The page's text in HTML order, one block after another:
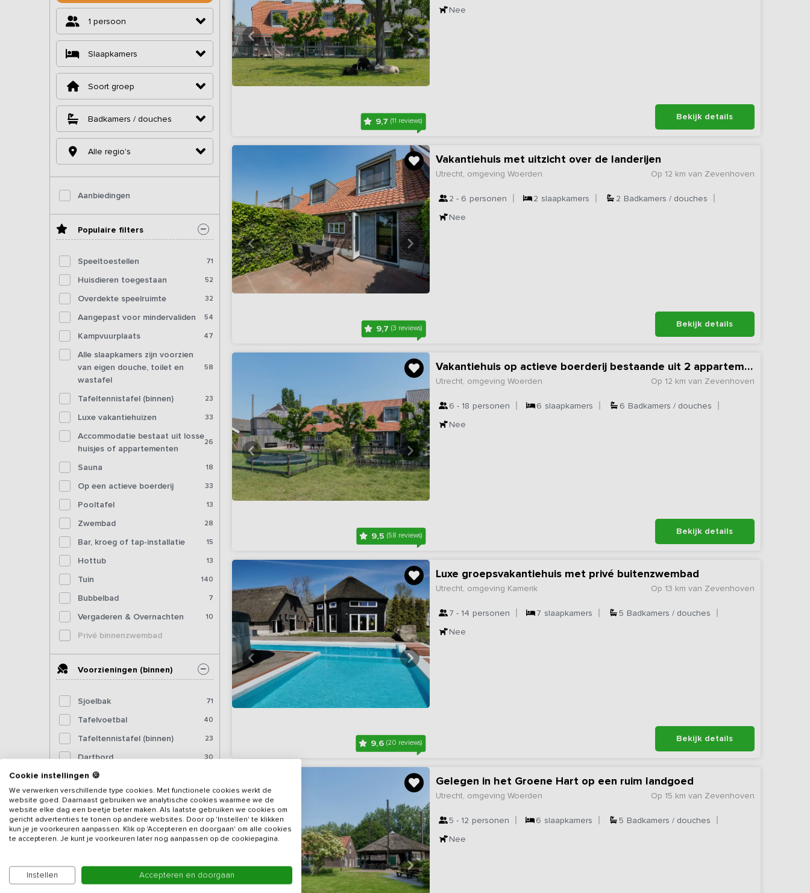
1 persoon
Slaapkamers
Soort groep
Badkamers / douches
Alle regio's
Aanbiedingen
Populaire filters
Speeltoestellen 71
Huisdieren toegestaan 52
Overdekte speelruimte 32
Aangepast voor mindervaliden 54
Kampvuurplaats 47
Alle slaapkamers zijn voorzien
van eigen douche, toilet en
wastafel
58
Tafeltennistafel (binnen) 23
Luxe vakantiehuizen 33
Accommodatie bestaat uit losse
huisjes of appartementen
26
Sauna 18
Op een actieve boerderij 33
Pooltafel 13
Zwembad 28
Bar, kroeg of tap-installatie 15
Hottub 13
Tuin 140
Bubbelbad 7
Vergaderen & Overnachten 10
Privé binnenzwembad
Voorzieningen (binnen)
Sjoelbak 71
Tafelvoetbal 40
Tafeltennistafel (binnen) 23
Dartbord 30
Pooltafel
Biljart 9
Fitnessapparatuur 5
Bioscoop 2
Voorzieningen (buiten)
9,7(11 reviews)
Nee
Bekijk details
9,7(3 reviews)
Vakantiehuis met uitzicht over de landerijen
Op 12 km van Zevenhoven
Utrecht, omgeving Woerden
2 - 6 personen 2 slaapkamers 2 Badkamers / douches
Nee
Bekijk details
9,5(58 reviews)
Vakantiehuis op actieve boerderij bestaande uit 2 appartementen
Op 12 km van Zevenhoven
Utrecht, omgeving Woerden
6 - 18 personen 6 slaapkamers 6 Badkamers / douches
Nee
Bekijk details
9,6(20 reviews)
Luxe groepsvakantiehuis met privé buitenzwembad
Op 13 km van Zevenhoven
Utrecht, omgeving Kamerik
7 - 14 personen 7 slaapkamers 5 Badkamers / douches
Nee
Bekijk details
Gelegen in het Groene Hart op een ruim landgoed
Op 15 km van Zevenhoven
Utrecht, omgeving Woerden
5 - 12 personen 6 slaapkamers 5 Badkamers / douches
Nee
Cookie instellingen 🍪
We verwerken verschillende type cookies. Met functionele cookies werkt de
website goed. Daarnaast gebruiken we analytische cookies waarmee we de
website elke dag een beetje beter maken. Als laatste gebruiken we cookies om
gericht advertenties te tonen op andere websites. Door op 'Instellen' te klikken
kun je je voorkeuren aanpassen. Klik op 'Accepteren en doorgaan' om alle cookies
te accepteren. Je kunt je voorkeuren later nog aanpassen op de cookiepagina.
Instellen Accepteren en doorgaan